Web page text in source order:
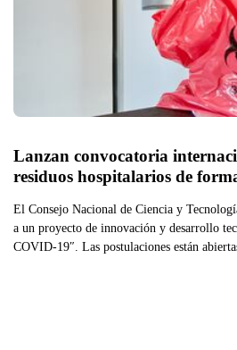
Lanzan convocatoria
El Consejo Nacional de Ciencia y
a un proyecto de innovación y desarrollo
COVID-19″. Las postulaciones están